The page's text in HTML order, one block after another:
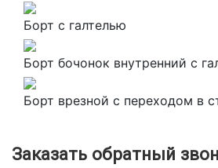
Борт с галтелью
Борт бочонок внутренний с
Борт врезной с переходом в
Заказать обратный